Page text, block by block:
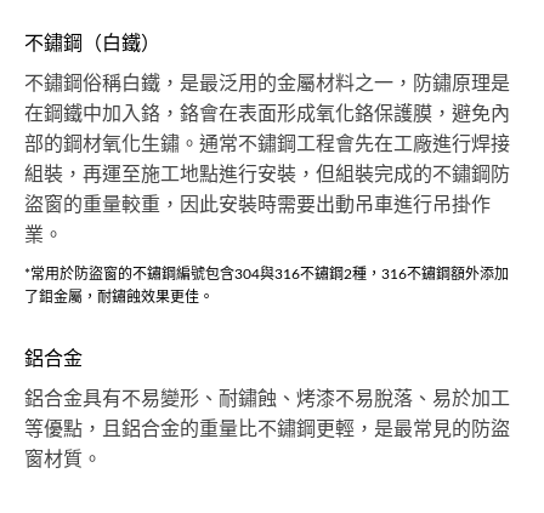
不鏽鋼（白鐵）
不鏽鋼俗稱白鐵，是最泛用的金屬材料之一，防鏽原理是
在鋼鐵中加入鉻，鉻會在表面形成氧化鉻保護膜，避免內
部的鋼材氧化生鏽。通常不鏽鋼工程會先在工廠進行焊接
組裝，再運至施工地點進行安裝，但組裝完成的不鏽鋼防
盜窗的重量較重，因此安裝時需要出動吊車進行吊掛作
業。
*常用於防盜窗的不鏽鋼編號包含304與316不鏽鋼2種，316不鏽鋼額外添加
了鉬金屬，耐鏽蝕效果更佳。
鋁合金
鋁合金具有不易變形、耐鏽蝕、烤漆不易脫落、易於加工
等優點，且鋁合金的重量比不鏽鋼更輕，是最常見的防盜
窗材質。